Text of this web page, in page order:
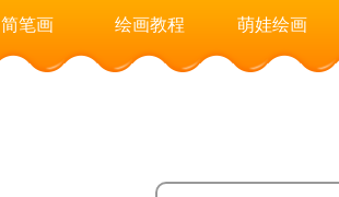
简笔画 绘画教程 萌娃绘画